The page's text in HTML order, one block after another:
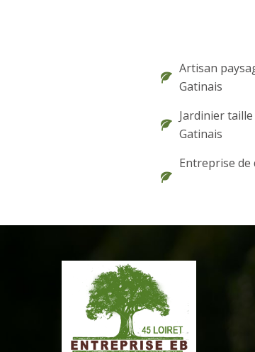
Artisan
Gatinais
Jardinier
Gatinais
Entreprise